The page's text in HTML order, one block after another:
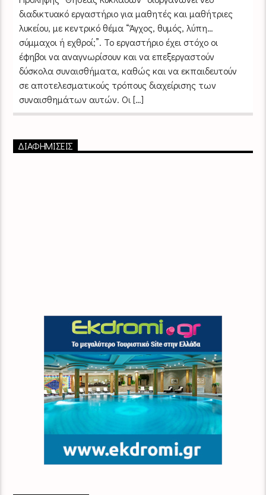
διαδικτυακό εργαστήριο για μαθητές και μαθήτριες
λυκείου, με κεντρικό θέμα “Άγχος, θυμός, λύπη…
σύμμαχοι ή εχθροί;”. Το εργαστήριο έχει στόχο οι
έφηβοι να αναγνωρίσουν και να επεξεργαστούν
δύσκολα συναισθήματα, καθώς και να εκπαιδευτούν
σε αποτελεσματικούς τρόπους διαχείρισης των
συναισθημάτων αυτών. Οι […]
ΔΙΑΦΗΜΙΣΕΙΣ